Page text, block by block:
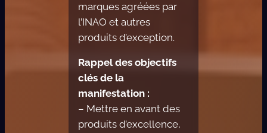
marques agréées par
l’INAO et autres
produits d’exception.
Rappel des objectifs
clés de la
manifestation :
– Mettre en avant des
produits d’excellence,